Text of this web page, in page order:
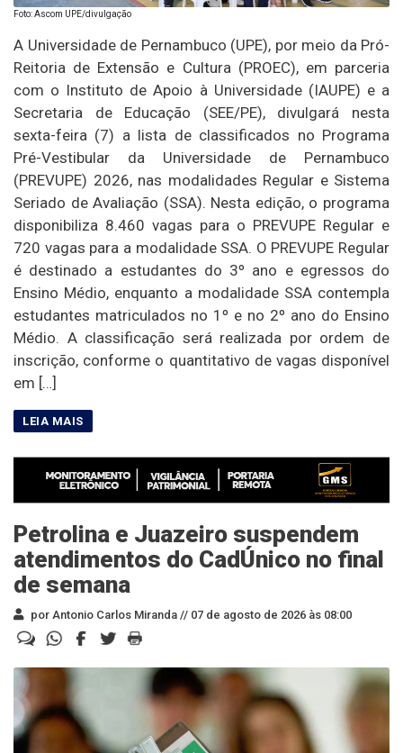
Foto: Ascom UPE/divulgação
A Universidade de Pernambuco (UPE), por meio da Pró-
Reitoria de Extensão e Cultura (PROEC), em parceria
com o Instituto de Apoio à Universidade (IAUPE) e a
Secretaria de Educação (SEE/PE), divulgará nesta
sexta-feira (7) a lista de classificados no Programa
Pré-Vestibular da Universidade de Pernambuco
(PREVUPE) 2026, nas modalidades Regular e Sistema
Seriado de Avaliação (SSA). Nesta edição, o programa
disponibiliza 8.460 vagas para o PREVUPE Regular e
720 vagas para a modalidade SSA. O PREVUPE Regular
é destinado a estudantes do 3º ano e egressos do
Ensino Médio, enquanto a modalidade SSA contempla
estudantes matriculados no 1º e no 2º ano do Ensino
Médio. A classificação será realizada por ordem de
inscrição, conforme o quantitativo de vagas disponível
em […]
Petrolina e Juazeiro suspendem
atendimentos do CadÚnico no final
de semana
por Antonio Carlos Miranda // 07 de agosto de 2026 às 08:00